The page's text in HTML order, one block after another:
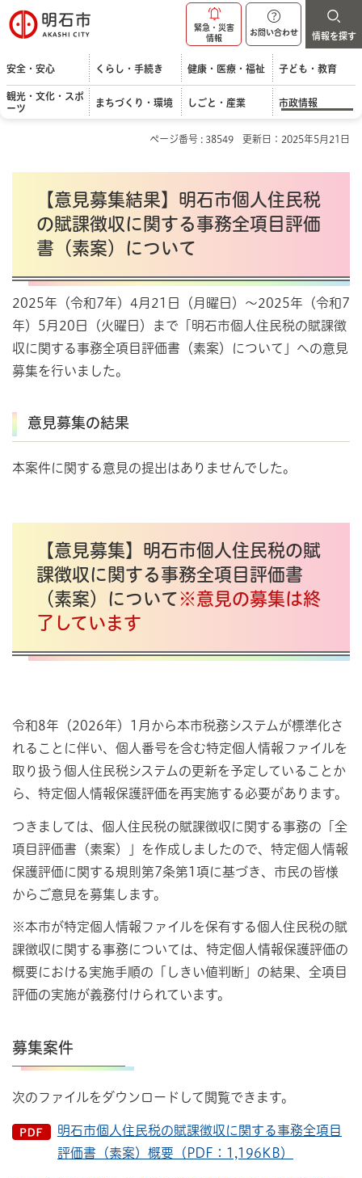
明石市
緊急・災害
情報
お問い合わせ 情報を探す
安全・安心 くらし・手続き 健康・医療・福祉 子ども・教育
観光・文化・スポ
ーツ
まちづくり・環境 しごと・産業 市政情報
ページ番号 : 38549 更新日：2025年5月21日
【意見募集結果】明石市個人住民税
の賦課徴収に関する事務全項目評価
書（素案）について
2025年（令和7年）4月21日（月曜日）～2025年（令和7
年）5月20日（火曜日）まで「明石市個人住民税の賦課徴
収に関する事務全項目評価書（素案）について」への意見
募集を行いました。
意見募集の結果
本案件に関する意見の提出はありませんでした。
【意見募集】明石市個人住民税の賦
課徴収に関する事務全項目評価書
（素案）について ※意見の募集は終
了しています
令和8年（2026年）1月から本市税務システムが標準化さ
れることに伴い、個人番号を含む特定個人情報ファイルを
取り扱う個人住民税システムの更新を予定していることか
ら、特定個人情報保護評価を再実施する必要があります。
つきましては、個人住民税の賦課徴収に関する事務の「全
項目評価書（素案）」を作成しましたので、特定個人情報
保護評価に関する規則第7条第1項に基づき、市民の皆様
からご意見を募集します。
※本市が特定個人情報ファイルを保有する個人住民税の賦
課徴収に関する事務については、特定個人情報保護評価の
概要における実施手順の「しきい値判断」の結果、全項目
評価の実施が義務付けられています。
募集案件
次のファイルをダウンロードして閲覧できます。
明石市個人住民税の賦課徴収に関する事務全項目
評価書（素案）概要（PDF：1,196KB）